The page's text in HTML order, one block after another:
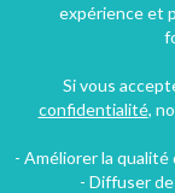
expérience et
Si vous
confidentialité,
- Améliorer la
- Diffuser